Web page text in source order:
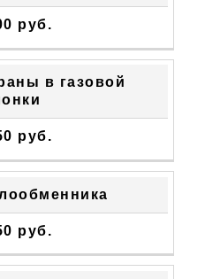
руб.
в газовой
руб.
руб.